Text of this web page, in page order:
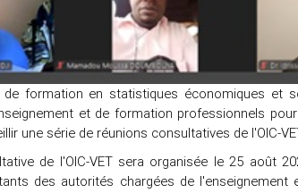
formation en statistiques économiques et
et de formation professionnels
une série de réunions consultatives de l'OIC-
de l'OIC-VET sera organisée le 25 août
des autorités chargées de